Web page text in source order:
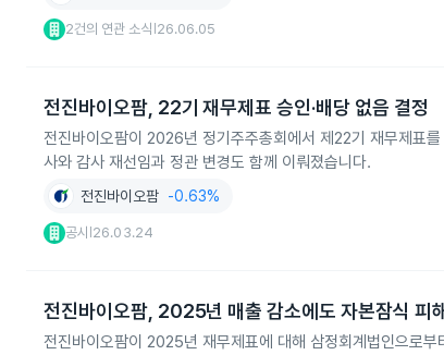
2건의 연관 소식 26.06.05
전진바이오팜, 22기 재무제표 승인·배당 없음 결정
전진바이오팜이 2026년 정기주주총회에서 제22기 재무제표
사와 감사 재선임과 정관 변경도 함께 이뤄졌습니다.
전진바이오팜 -0.63%
공시 26.03.24
전진바이오팜, 2025년 매출 감소에도 자본잠식 피해
전진바이오팜이 2025년 재무제표에 대해 삼정회계법인으로